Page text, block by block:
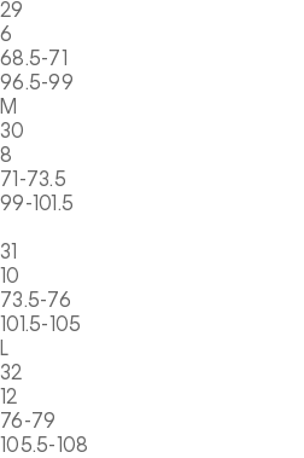
29
6
68.5-71
96.5-99
M
30
8
71-73.5
99-101.5
31
10
73.5-76
101.5-105
L
32
12
76-79
105.5-108